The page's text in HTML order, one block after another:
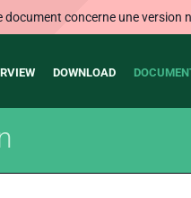
document concerne une version
DOWNLOAD